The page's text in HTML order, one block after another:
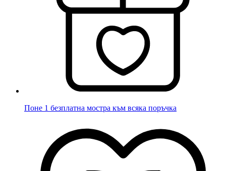
Поне 1 безплатна мостра към всяка поръчка